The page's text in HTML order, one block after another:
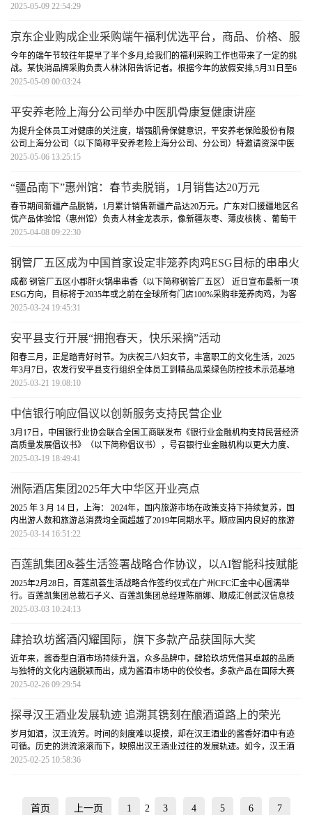
与赌博行为划清界限的坚定立
2025-05-09 22:54:29
京东企业购成企业采购端午福利优选平台，商品、价格、服
务多维助力企业降本
今年的端午节较往年提早了半个多月,给我们的福利采购工作也带来了一定的挑
战。某快消品牌采购负责人林沐阳告诉记者。根据今年的放假安排,5月31日至6
月2日为端午节假期,距离五一
2025-05-09 00:03:24
平安养老险上海分公司举办中医肌骨康复健康讲座
为提升全体员工对健康的关注度，增强肌骨保健意识，平安养老保险股份有限
公司上海分公司（以下简称平安养老险上海分公司、分公司）特邀请资深中医
康复医师举办中医肌骨康复健
2025-05-06 13:25:15
“疆品南下”惠州馆：春节卖脱销，1月销售达20万元
春节期间新疆产品脱销，1月累计销售新疆产品达20万元。广东对口援疆地区名
优产品体验馆（惠州馆）负责人林金龙表示，像新疆灰枣、薄皮核桃 、葡萄干
等产品一经推出，库存迅速清
2025-04-08 09:22:30
钢管厂五区成为中国首家设定非笼养肉鸡ESG目标的串串火
锅品牌
成都 钢管厂五区小郡肝火锅串串香（以下简称钢管厂五区） 近日宣布最新一项
ESG方向，目标将于2035年或之前在全球所有门店100%采购非笼养肉鸡，为客
户提供更安全，健康的食材，响应
2025-03-24 19:45:31
安平县支行开展“拥抱春天，快乐采摘”活动
阳春三月，正是踏青好时节。为庆祝三八妇女节，丰富职工的文化生活，2025
年3月7日，农发行安平县支行组织全体员工到精品瓜菜绿色防控技术示范基地
开展草莓采摘活动，共赴春日之
2025-03-21 19:08:10
中信银行响应倡议以创新服务支持民营企业
3月17日，中国银行业协会联合全国工商联发布《银行业金融机构支持民营经济
高质量发展倡议书》（以下简称倡议书），号召银行业金融机构以更大力度、
更实举措进一步做好民营企业
2025-03-19 18:49:41
洲际酒店集团2025年大中华区开业亮点
2025 年 3 月 14 日，上海： 2024年，国内旅游市场在政策支持下持续复苏，国
内出游人数和旅游总消费均全面超越了2019年同期水平。顺应国内良好的旅游
市场趋势，洲际酒店集团在2025年将
2025-03-14 16:51:22
百莲凯集团&荟生活签署战略合作协议，以AI智能科技赋能
终端门店
2025年2月28日，百莲凯荟生活战略合作签约仪式在广州CFC汇金中心圆满举
行。百莲凯集团总裁石子义、百莲凯集团总经理陈丽娜、顺成汇创武汉信息技
术有限公司董事长胡晓军等双方高管
2025-03-03 10:24:13
肆拾玖坊酱酒闪耀国际，旗下多款产品获国际大奖
近年来，酱香型白酒市场持续升温，众多品牌中，肆拾玖坊凭借其卓越的品质
与独特的文化内涵脱颖而出，成为酱酒市场中的佼佼者。多款产品在国际大赛
中斩获奖项，不仅赢得了国内
2025-02-26 09:29:54
探寻汉王酒业发展轨迹 追溯其镌刻在酿酒道路上的荣光
岁月如酒，汉王流芳。时间的刻度难以捉摸，却在汉王酒业的酱香好酒中有迹
可循。历史的洪流滚滚而下，映照出汉王酒业过往的发展轨迹。如今，汉王酒
业将再度拥抱历史，追溯其镌
2025-02-25 10:58:36
首页 上一页 1 2 3 4 5 6 7